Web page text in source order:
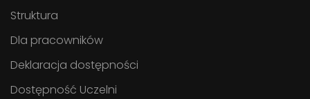
Struktura
Dla pracowników
Deklaracja dostępności
Dostępność Uczelni